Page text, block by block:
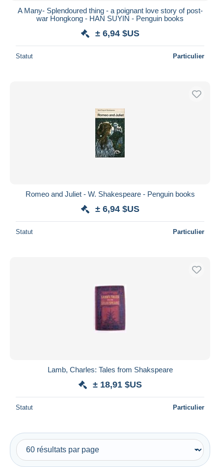
A Many- Splendoured thing - a poignant love story of post-
war Hongkong - HAN SUYIN - Penguin books
± 6,94 $US
Statut Particulier
Romeo and Juliet - W. Shakespeare - Penguin books
± 6,94 $US
Statut Particulier
Lamb, Charles: Tales from Shakspeare
± 18,91 $US
Statut Particulier